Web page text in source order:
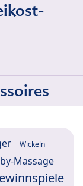
Wickeln
Massage